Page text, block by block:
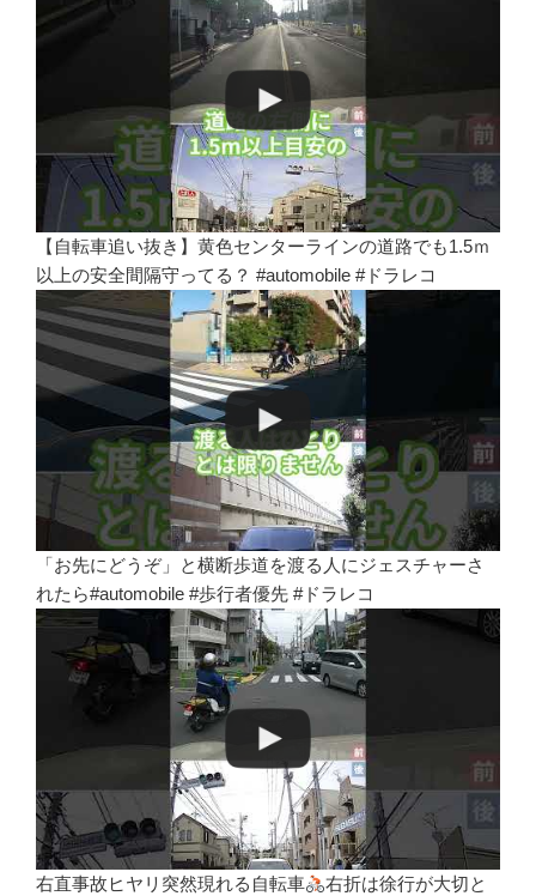
【自転車追い抜き】黄色センターラインの道路でも1.5ｍ
以上の安全間隔守ってる？ #automobile #ドラレコ
「お先にどうぞ」と横断歩道を渡る人にジェスチャーさ
れたら#automobile #歩行者優先 #ドラレコ
右直事故ヒヤリ突然現れる自転車
右折は徐行が大切と